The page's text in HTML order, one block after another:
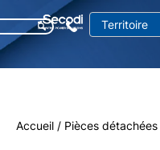
Accueil / Pièces